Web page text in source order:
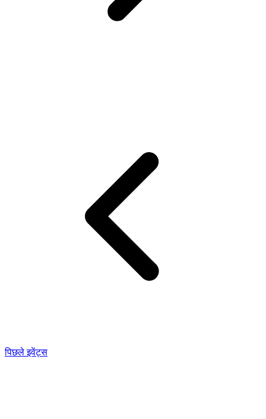
पिछले इवेंट्स